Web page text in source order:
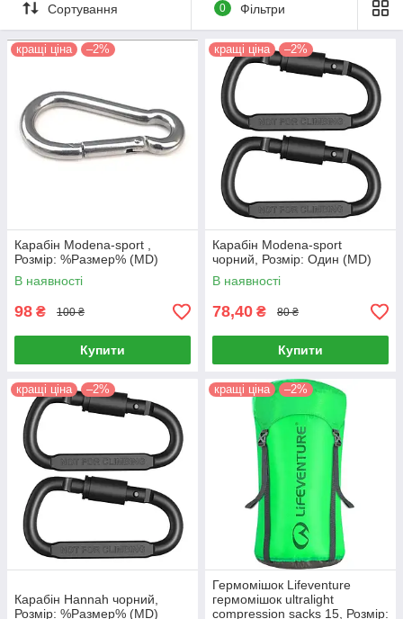
Сортування 0 Фільтри
кращі ціна –2%
Карабін Modena-sport ,
Розмір: %Размер% (MD)
В наявності
98 ₴ 100 ₴
Купити
кращі ціна –2%
Карабін Modena-sport
чорний, Розмір: Один (MD)
В наявності
78,40 ₴ 80 ₴
Купити
кращі ціна –2%
Карабін Hannah чорний,
Розмір: %Размер% (MD)
кращі ціна –2%
Гермомішок Lifeventure
гермомішок ultralight
compression sacks 15, Розмір: